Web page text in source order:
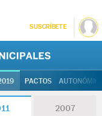
SUSCRÍBETE
PACTOS
2007